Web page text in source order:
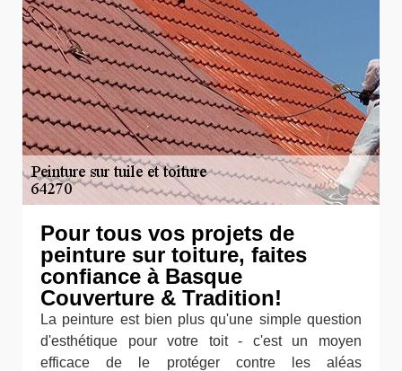
Pour tous vos projets de
peinture sur toiture, faites
confiance à Basque
Couverture & Tradition!
La peinture est bien plus qu'une simple question
d'esthétique pour votre toit - c'est un moyen
efficace de le protéger contre les aléas